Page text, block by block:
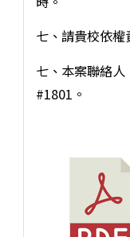
七、請貴校依權
七、本案聯絡
#1801。